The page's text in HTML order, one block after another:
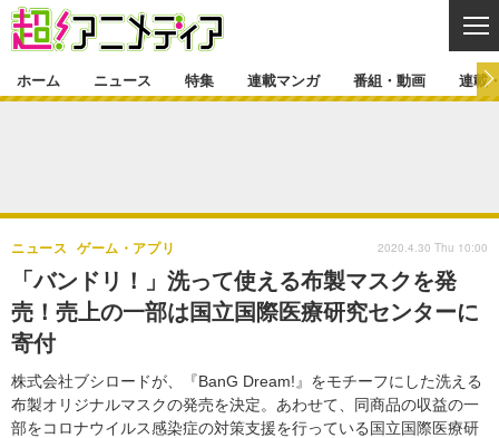
ゲーム・アプリ マンガ
グッズ イベント
舞台 新帝スタ
特集一覧 カバー
ラキりす
連載マンガ
連載マンガ一覧 連載一覧
番組・動画
番組・動画一覧 ラジオ
連載・ブログ
編集部ブログ・お知らせ
ホーム ニュース 特集 連載マンガ 番組・動画 連載
「バンドリ！」洗って使える布製マスクを発
売！売上の一部は国立国際医療研究センターに
寄付
株式会社ブシロードが、『BanG Dream!』をモチーフにした洗える
布製オリジナルマスクの発売を決定。あわせて、同商品の収益の一
部をコロナウイルス感染症の対策支援を行っている国立国際医療研
ニュース ゲーム・アプリ 2020.4.30 Thu 10:00